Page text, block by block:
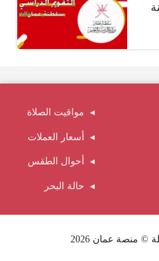
مواقيت الصلاة
أسعار العملات
أحوال الطقس
حالة البحر
منصة عمان 2026